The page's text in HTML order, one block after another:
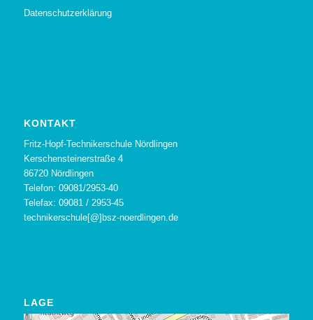
Datenschutzerklärung
KONTAKT
Fritz-Hopf-Technikerschule Nördlingen
Kerschensteinerstraße 4
86720 Nördlingen
Telefon: 09081/2953-40
Telefax: 09081 / 2953-45
technikerschule[@]bsz-noerdlingen.de
LAGE